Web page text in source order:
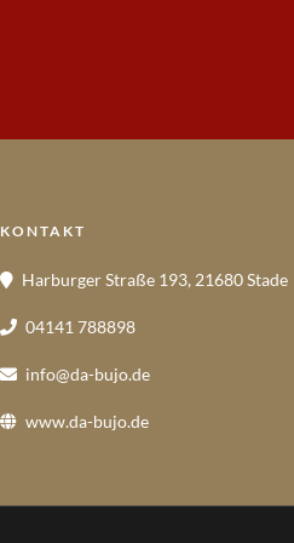
KONTAKT
Harburger Straße 193, 21680 Stade
04141 788898
info@da-bujo.de
www.da-bujo.de